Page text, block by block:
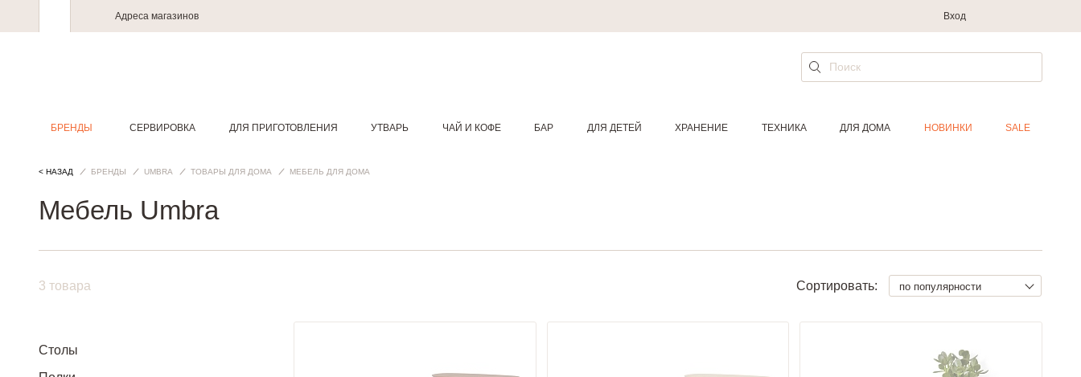
Адреса магазинов Вход
БРЕНДЫ СЕРВИРОВКА ДЛЯ ПРИГОТОВЛЕНИЯ УТВАРЬ ЧАЙ И КОФЕ БАР ДЛЯ ДЕТЕЙ ХРАНЕНИЕ ТЕХНИКА ДЛЯ ДОМА НОВИНКИ SALE
< НАЗАД БРЕНДЫ UMBRA ТОВАРЫ ДЛЯ ДОМА МЕБЕЛЬ ДЛЯ ДОМА
Мебель Umbra
3 товара Сортировать: по популярности
Столы